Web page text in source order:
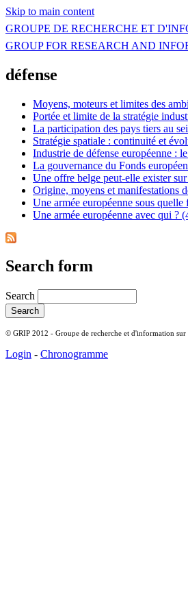
Skip to main content
GROUPE DE RECHERCHE ET
GROUP FOR RESEARCH AND
défense
Moyens, moteurs et limites des
Portée et limite de la stratégie
La participation des pays tiers au
Stratégie spatiale : continuité et
Industrie de défense européenne :
La gouvernance du Fonds
Une offre belge peut-elle exister
Origine, moyens et manifestations
Une armée européenne sous quelle
Une armée européenne avec qui ?
Search form
Search
© GRIP 2012 - Groupe de recherche et d'information
Login - Chronogramme